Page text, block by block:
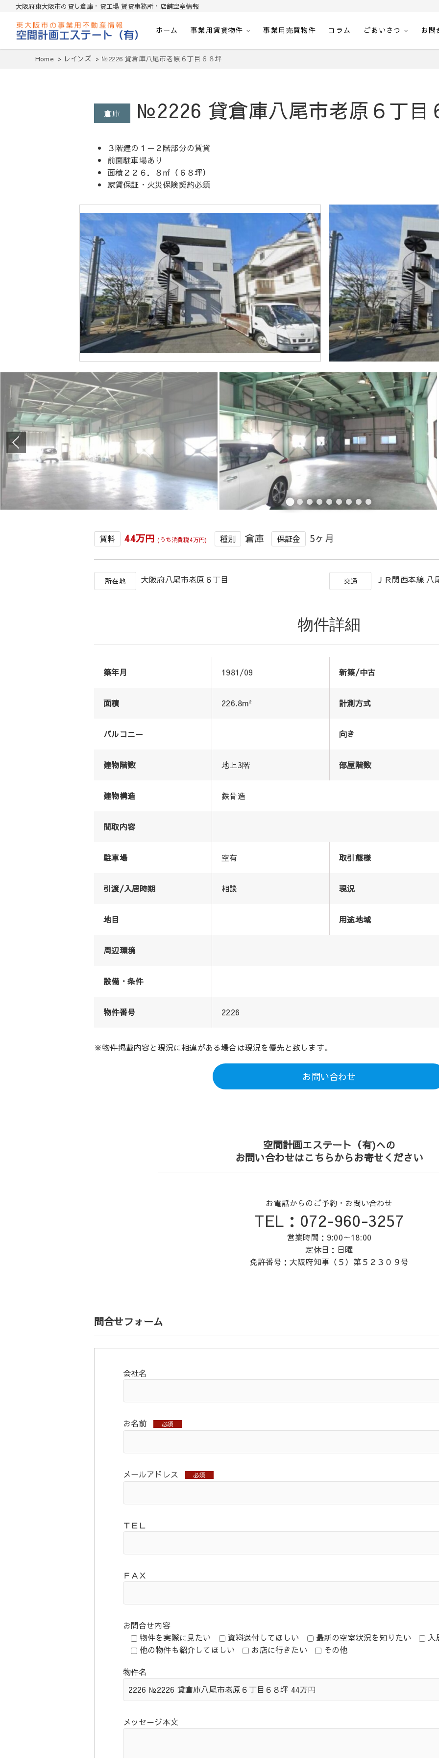
大阪府東大阪市の貸し倉庫・貸工場 賃貸事務所・店舗空室情報
東大阪貸倉庫・貸し工場・賃貸事務所・空室一覧・空間計画エステート
ホーム 事業用賃貸物件 事業用売買物件 コラム ごあいさつ お問
Home レインズ №2226 貸倉庫八尾市老原６丁目６８坪
倉庫 №2226 貸倉庫八尾市老原６丁目
３階建の１－２階部分の賃貸
前面駐車場あり
面積２２６．８㎡（６８坪）
家賃保証・火災保険契約必須
賃料 44万円(うち消費税4万円) 種別 倉庫 保証金 5ヶ月
所在地 大阪府八尾市老原６丁目 交通 ＪＲ関西本線
物件詳細
築年月 1981/09 新築/中古
面積 226.8m² 計測方式
バルコニー 向き
建物階数 地上3階 部屋階数
建物構造 鉄骨造
間取内容
駐車場 空有 取引態様
引渡/入居時期 相談 現況
地目 用途地域
周辺環境
設備・条件
物件番号 2226
※物件掲載内容と現況に相違がある場合は現況を優先と致します。
お問い合わせ
空間計画エステート（有)への
お問い合わせはこちらからお寄せください
お電話からのご予約・お問い合わせ
TEL：072-960-3257
営業時間：9:00～18:00
定休日：日曜
免許番号：大阪府知事（５）第５２３０９号
問合せフォーム
会社名
お名前 必須
メールアドレス 必須
ＴＥＬ
ＦＡＸ
お問合せ内容
物件を実際に見たい
資料送付してほしい 最新の空室状況を知りたい
入
他の物件も紹介してほしい
お店に行きたい その他
物件名
メッセージ本文